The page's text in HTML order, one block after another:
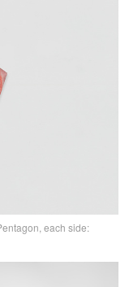
each side: